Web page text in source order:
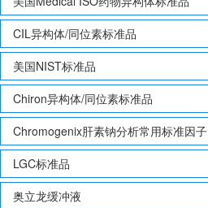
CIL异构体/同位素标准品
美国NIST标准品
Chiron异构体/同位素标准品
Chromogenix肝素钠分析常用标准因子
LGC标准品
奥立龙缓冲液